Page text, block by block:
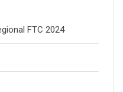
FTC 2024